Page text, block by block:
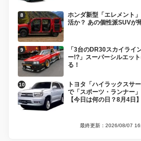
ホンダ新型「エレメント
活か？ あの個性派SUVが
「3台のDR30スカイライ
ー!?」スーパーシルエッ
る！
トヨタ「ハイラックスサ
で「スポーツ・ランナー
【今日は何の日？8月4日】
最終更新：2026/08/07